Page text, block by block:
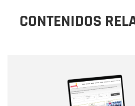
CONTENIDOS
Correo electrónico